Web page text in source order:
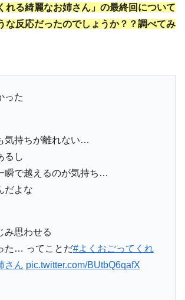
れる綺麗なお姉さん」の最終回について
な反応だったのでしょうか？？調べてみ
った
気持ちが離れない…
るし
瞬で越えるのが気持ち…
だよな
み思わせる
た… ってことだ#よくおごってくれ
さん pic.twitter.com/BUtbQ6qafX